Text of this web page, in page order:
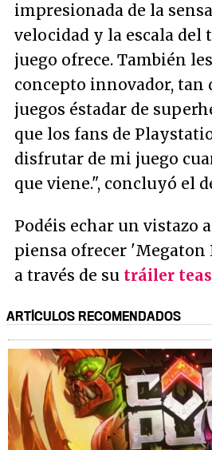
impresionada de la
velocidad y la escala del
juego ofrece. También
concepto innovador, tan
juegos éstadar de
que los fans de
disfrutar de mi juego
que viene.", concluyó el
Podéis echar un vistazo
piensa ofrecer 'Megaton
a través de su tráiler
ARTÍCULOS RECOMENDADOS